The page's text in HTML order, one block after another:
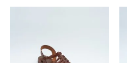
più
varianti.